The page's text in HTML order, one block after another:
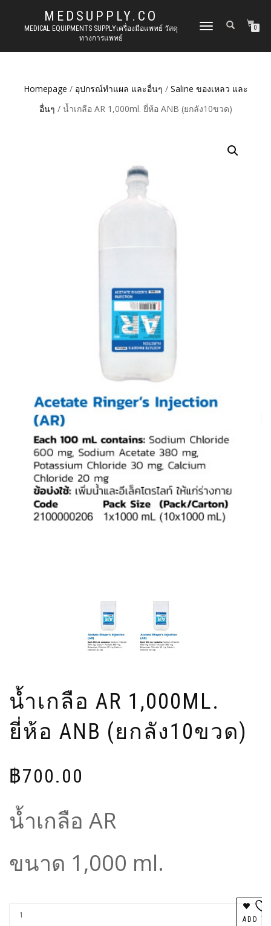
MEDSUPPLY.CO
MEDICAL EQUIPMENTS SUPPLYเครื่องมือแพทย์ วัสดุ
ทางการแพทย์
TOGGLE
0
Homepage / อุปกรณ์ทำแผล และอื่นๆ / Saline ของเหลว และ
อื่นๆ / น้ำเกลือ AR 1,000ml. ยี่ห้อ ANB (ยกลัง10ขวด)
น้ำเกลือ AR 1,000ML.
ยี่ห้อ ANB (ยกลัง10ขวด)
฿700.00
น้ำเกลือ AR
ขนาด 1,000 ml.
ADD